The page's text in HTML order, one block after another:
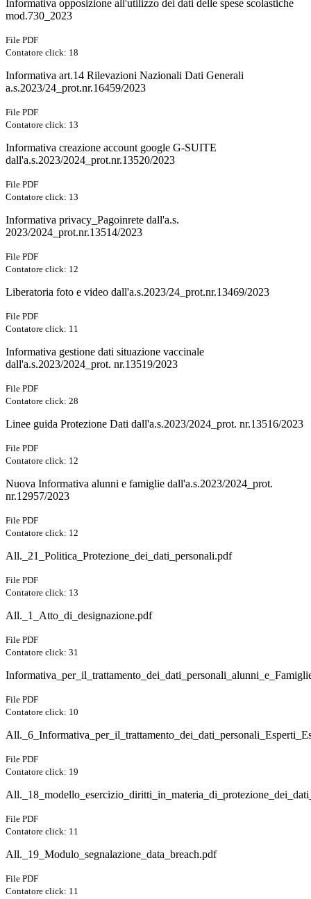
Informativa opposizione all'utilizzo dei dati delle spese scolastiche
mod.730_2023
File PDF
Contatore click: 18
Informativa art.14 Rilevazioni Nazionali Dati Generali
a.s.2023/24_prot.nr.16459/2023
File PDF
Contatore click: 13
Informativa creazione account google G-SUITE
dall'a.s.2023/2024_prot.nr.13520/2023
File PDF
Contatore click: 13
Informativa privacy_Pagoinrete dall'a.s.
2023/2024_prot.nr.13514/2023
File PDF
Contatore click: 12
Liberatoria foto e video dall'a.s.2023/24_prot.nr.13469/2023
File PDF
Contatore click: 11
Informativa gestione dati situazione vaccinale
dall'a.s.2023/2024_prot. nr.13519/2023
File PDF
Contatore click: 28
Linee guida Protezione Dati dall'a.s.2023/2024_prot. nr.13516/2023
File PDF
Contatore click: 12
Nuova Informativa alunni e famiglie dall'a.s.2023/2024_prot.
nr.12957/2023
File PDF
Contatore click: 12
All._21_Politica_Protezione_dei_dati_personali.pdf
File PDF
Contatore click: 13
All._1_Atto_di_designazione.pdf
File PDF
Contatore click: 31
File PDF
Contatore click: 10
File PDF
Contatore click: 19
File PDF
Contatore click: 11
All._19_Modulo_segnalazione_data_breach.pdf
File PDF
Contatore click: 11